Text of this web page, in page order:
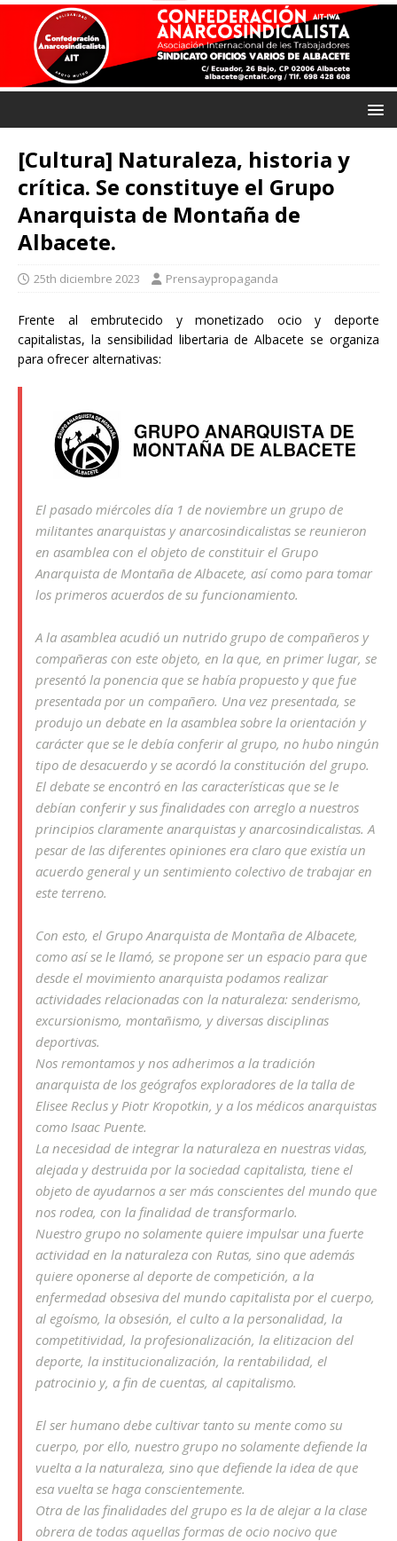
[Cultura] Naturaleza, historia y
crítica. Se constituye el Grupo
Anarquista de Montaña de
Albacete.
25th diciembre 2023 Prensaypropaganda
Frente al embrutecido y monetizado ocio y deporte
capitalistas, la sensibilidad libertaria de Albacete se organiza
para ofrecer alternativas:
El pasado miércoles día 1 de noviembre un grupo de
militantes anarquistas y anarcosindicalistas se reunieron
en asamblea con el objeto de constituir el Grupo
Anarquista de Montaña de Albacete, así como para tomar
los primeros acuerdos de su funcionamiento.
A la asamblea acudió un nutrido grupo de compañeros y
compañeras con este objeto, en la que, en primer lugar, se
presentó la ponencia que se había propuesto y que fue
presentada por un compañero. Una vez presentada, se
produjo un debate en la asamblea sobre la orientación y
carácter que se le debía conferir al grupo, no hubo ningún
tipo de desacuerdo y se acordó la constitución del grupo.
El debate se encontró en las características que se le
debían conferir y sus finalidades con arreglo a nuestros
principios claramente anarquistas y anarcosindicalistas. A
pesar de las diferentes opiniones era claro que existía un
acuerdo general y un sentimiento colectivo de trabajar en
este terreno.
Con esto, el Grupo Anarquista de Montaña de Albacete,
como así se le llamó, se propone ser un espacio para que
desde el movimiento anarquista podamos realizar
actividades relacionadas con la naturaleza: senderismo,
excursionismo, montañismo, y diversas disciplinas
deportivas.
Nos remontamos y nos adherimos a la tradición
anarquista de los geógrafos exploradores de la talla de
Elisee Reclus y Piotr Kropotkin, y a los médicos anarquistas
como Isaac Puente.
La necesidad de integrar la naturaleza en nuestras vidas,
alejada y destruida por la sociedad capitalista, tiene el
objeto de ayudarnos a ser más conscientes del mundo que
nos rodea, con la finalidad de transformarlo.
Nuestro grupo no solamente quiere impulsar una fuerte
actividad en la naturaleza con Rutas, sino que además
quiere oponerse al deporte de competición, a la
enfermedad obsesiva del mundo capitalista por el cuerpo,
al egoísmo, la obsesión, el culto a la personalidad, la
competitividad, la profesionalización, la elitizacion del
deporte, la institucionalización, la rentabilidad, el
patrocinio y, a fin de cuentas, al capitalismo.
El ser humano debe cultivar tanto su mente como su
cuerpo, por ello, nuestro grupo no solamente defiende la
vuelta a la naturaleza, sino que defiende la idea de que
esa vuelta se haga conscientemente.
Otra de las finalidades del grupo es la de alejar a la clase
obrera de todas aquellas formas de ocio nocivo que